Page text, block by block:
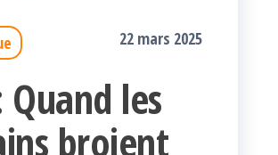
22 mars 2025
Quand les
broient